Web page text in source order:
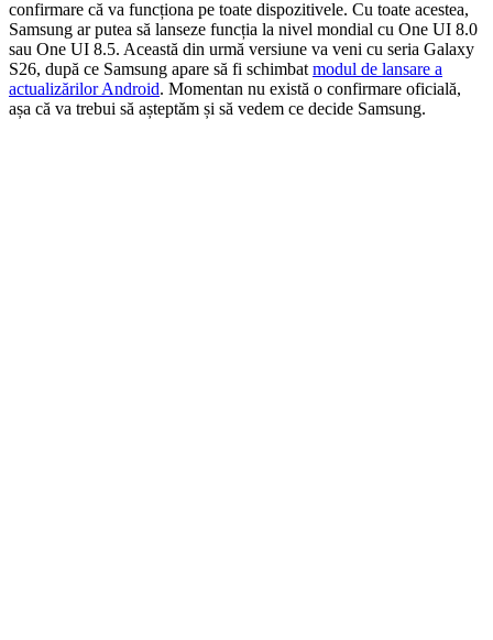
confirmare că va funcționa pe toate dispozitivele. Cu toate acestea,
Samsung ar putea să lanseze funcția la nivel mondial cu One UI 8.0
sau One UI 8.5. Această din urmă versiune va veni cu seria Galaxy
S26, după ce Samsung apare să fi schimbat modul de lansare a
actualizărilor Android. Momentan nu există o confirmare oficială,
așa că va trebui să așteptăm și să vedem ce decide Samsung.